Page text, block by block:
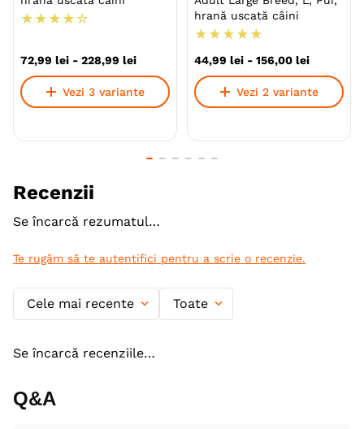
Tip formula Grain Free
Monoproteic
Diabet)
Ambalaj
Producator
★ ★ ★ ★ ☆
72,99 lei - 228,99 lei
Vezi 3 variante
hrană uscată câini
★ ★ ★ ★ ★
44,99 lei - 156,00 lei
Vezi 2 variante
Recenzii
Se încarcă rezumatul…
Te rugăm să te autentifici pentru a scrie o recenzie.
Cele mai recente Toate
Se încarcă recenziile…
Q&A